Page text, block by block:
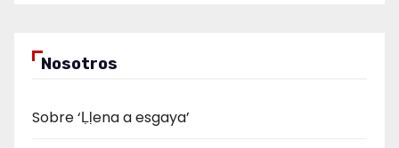
Nosotros
Sobre ‘Ḷḷena a esgaya’